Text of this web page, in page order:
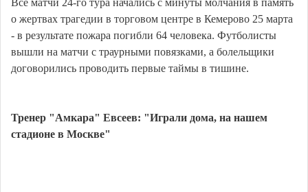
Все матчи 24-го тура начались с минуты молчания в память
о жертвах трагедии в торговом центре в Кемерово 25 марта
- в результате пожара погибли 64 человека. Футболисты
вышли на матчи с траурными повязками, а болельщики
договорились проводить первые таймы в тишине.
Тренер "Амкара" Евсеев: "Играли дома, на нашем
стадионе в Москве"